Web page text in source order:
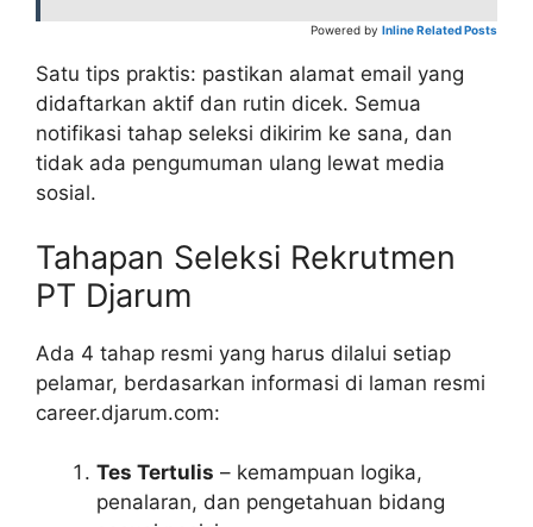
Powered by Inline Related Posts
Satu tips praktis: pastikan alamat email yang
didaftarkan aktif dan rutin dicek. Semua
notifikasi tahap seleksi dikirim ke sana, dan
tidak ada pengumuman ulang lewat media
sosial.
Tahapan Seleksi Rekrutmen
PT Djarum
Ada 4 tahap resmi yang harus dilalui setiap
pelamar, berdasarkan informasi di laman resmi
career.djarum.com:
Tes Tertulis – kemampuan logika,
penalaran, dan pengetahuan bidang